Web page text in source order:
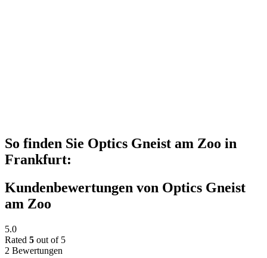
So finden Sie Optics Gneist am Zoo in
Frankfurt:
Kundenbewertungen von Optics Gneist
am Zoo
5.0
Rated 5 out of 5
2 Bewertungen